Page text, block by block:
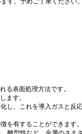
表面処理方法です。
ます。
し、これを導入ガスと反
を有することができます。